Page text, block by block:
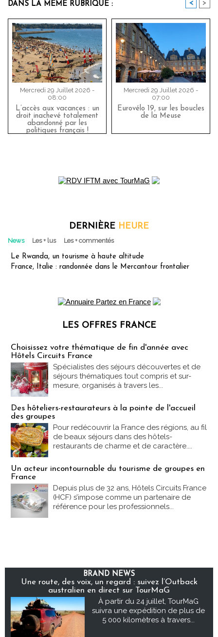
DANS LA MÊME RUBRIQUE : < >
Mercredi 29 Juillet 2026 -
08:00
L’accès aux vacances : un
droit inachevé totalement
abandonné par les
politiques français !
Mercredi 29 Juillet 2026 -
07:00
Eurovélo 19, sur les boucles
de la Meuse
DERNIÈRE HEURE
News Les + lus Les + commentés
Le Rwanda, un tourisme à haute altitude
France, Italie : randonnée dans le Mercantour frontalier
LES OFFRES FRANCE
Choisissez votre thématique de fin d'année avec
Hôtels Circuits France
Spécialistes des séjours découvertes et de
séjours thématiques tout compris et sur-
mesure, organisés à travers les...
Des hôteliers-restaurateurs à la pointe de l'accueil
des groupes
Pour redécouvrir la France des régions, au fil
de beaux séjours dans des hôtels-
restaurants de charme et de caractère....
Un acteur incontournable du tourisme de groupes en
France
Depuis plus de 32 ans, Hôtels Circuits France
(HCF) s’impose comme un partenaire de
référence pour les professionnels...
BRAND NEWS
Une route, des voix, un regard : suivez l’Outback
australien en direct sur TourMaG
À partir du 24 juillet, TourMaG
suivra une expédition de plus de
5 000 kilomètres à travers...